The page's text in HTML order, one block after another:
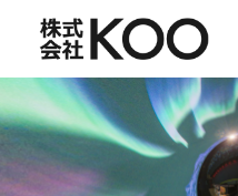
インタ